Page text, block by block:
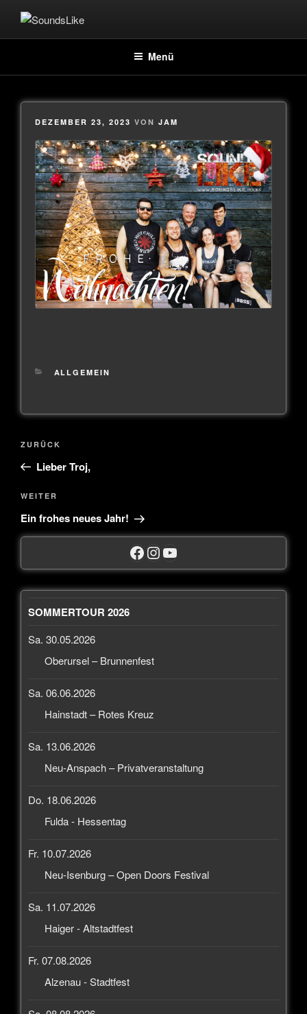
SOUNDSLIKE
Coverband
Menü
DEZEMBER 23, 2023 VON JAM
ALLGEMEIN
ZURÜCK
Lieber Troj,
WEITER
Ein frohes neues Jahr!
SOMMERTOUR 2026
Sa. 30.05.2026
Oberursel – Brunnenfest
Sa. 06.06.2026
Hainstadt – Rotes Kreuz
Sa. 13.06.2026
Neu-Anspach – Privatveranstaltung
Do. 18.06.2026
Fulda - Hessentag
Fr. 10.07.2026
Neu-Isenburg – Open Doors Festival
Sa. 11.07.2026
Haiger - Altstadtfest
Fr. 07.08.2026
Alzenau - Stadtfest